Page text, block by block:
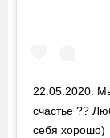
22.05.2020.
счастье ??
себя хорошо)